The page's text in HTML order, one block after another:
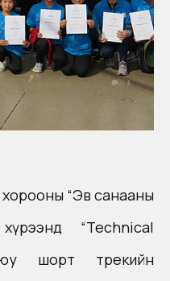
“Эв санааны
хүрээнд “Technical
шорт трекийн